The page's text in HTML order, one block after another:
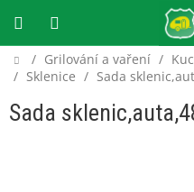
obsah
CZK
Domů
/ Grilování a vaření /
/ Sklenice / Sada
Sada